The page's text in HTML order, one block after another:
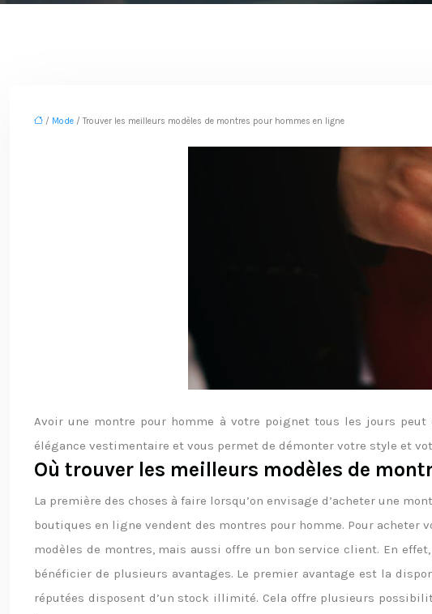
/ Mode / Trouver les meilleurs modèles de montres pour hommes en ligne
Avoir une montre pour homme à votre poignet tous les jours
élégance vestimentaire et vous permet de démonter votre style et
Où trouver les meilleurs modèles de
La première des choses à faire lorsqu’on envisage d’acheter une
boutiques en ligne vendent des montres pour homme. Pour
modèles de montres, mais aussi offre un bon service client. En effet,
bénéficier de plusieurs avantages. Le premier avantage est la
réputées disposent d’un stock illimité. Cela offre plusieurs